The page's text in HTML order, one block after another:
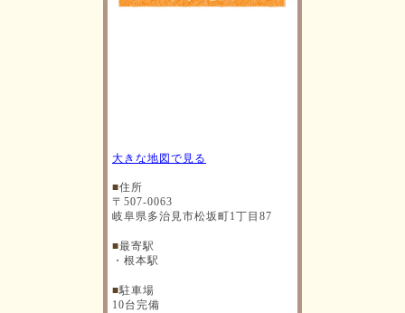
大きな地図で見る
■住所
〒507-0063
岐阜県多治見市松坂町1丁目87
■最寄駅
・根本駅
■駐車場
10台完備